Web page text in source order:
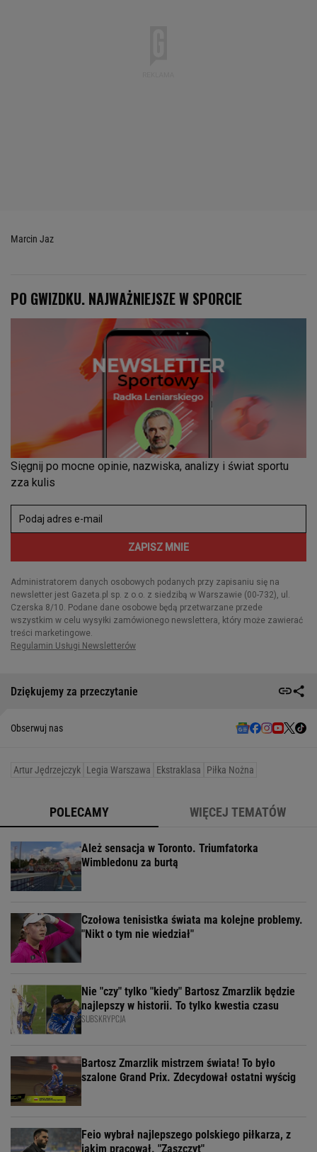
Marcin Jaz
Dziękujemy za przeczytanie
Obserwuj nas
Artur Jędrzejczyk Legia Warszawa Ekstraklasa Piłka Nożna
POLECAMY WIĘCEJ TEMATÓW
Ależ sensacja w Toronto. Triumfatorka
Wimbledonu za burtą
Czołowa tenisistka świata ma kolejne problemy.
"Nikt o tym nie wiedział"
Nie "czy" tylko "kiedy" Bartosz Zmarzlik będzie
najlepszy w historii. To tylko kwestia czasu
SUBSKRYPCJA
Bartosz Zmarzlik mistrzem świata! To było
szalone Grand Prix. Zdecydował ostatni wyścig
Feio wybrał najlepszego polskiego piłkarza, z
jakim pracował. "Zaszczyt"